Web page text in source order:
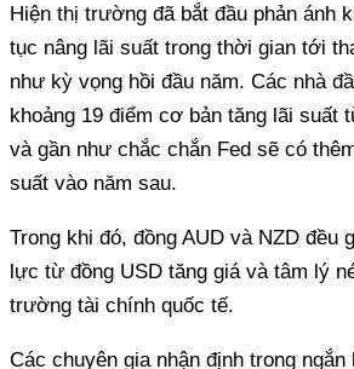
Hiện thị trường đã bắt đầu phản ánh
tục nâng lãi suất trong thời gian tới
như kỳ vọng hồi đầu năm. Các nhà
khoảng 19 điểm cơ bản tăng lãi suất
và gần như chắc chắn Fed sẽ có
suất vào năm sau.
Trong khi đó, đồng AUD và NZD đều
lực từ đồng USD tăng giá và tâm lý
trường tài chính quốc tế.
Các chuyên gia nhận định trong ngắn